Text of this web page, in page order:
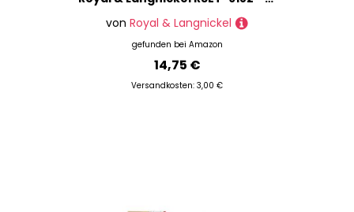
von Royal & Langnickel
gefunden bei Amazon
14,75 €
Versandkosten: 3,00 €